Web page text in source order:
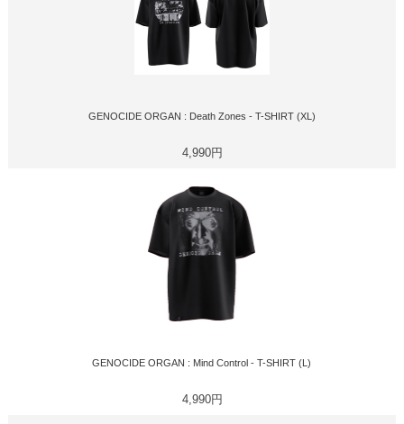
GENOCIDE ORGAN : Death Zones - T-SHIRT (XL)
4,990円
GENOCIDE ORGAN : Mind Control - T-SHIRT (L)
4,990円